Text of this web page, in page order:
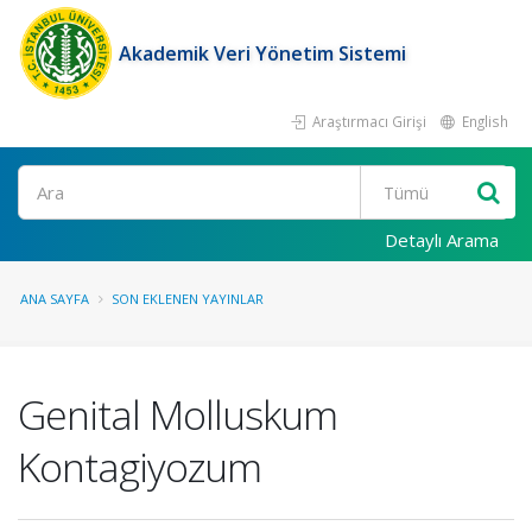
Akademik Veri Yönetim Sistemi
Araştırmacı Girişi English
Ara
Detaylı Arama
ANA SAYFA SON EKLENEN YAYINLAR
Genital Molluskum
Kontagiyozum